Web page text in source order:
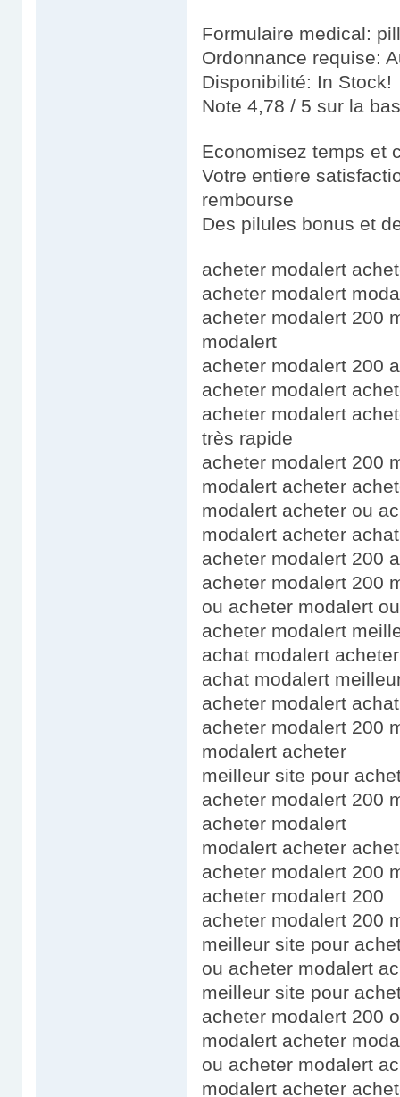
Formulaire medical: pill
Ordonnance requise:
Disponibilité: In Stock!
Note 4,78 / 5 sur la
Economisez temps et
Votre entiere
rembourse
Des pilules bonus et
acheter modalert
acheter modalert
acheter modalert 200
modalert
acheter modalert 200
acheter modalert
acheter modalert
très rapide
acheter modalert 200
modalert acheter
modalert acheter ou
modalert acheter
acheter modalert 200
acheter modalert 200
ou acheter modalert
acheter modalert
achat modalert
achat modalert
acheter modalert
acheter modalert 200
modalert acheter
meilleur site pour
acheter modalert 200
acheter modalert
modalert acheter
acheter modalert 200
acheter modalert 200
acheter modalert 200
meilleur site pour
ou acheter modalert
meilleur site pour
acheter modalert 200
modalert acheter
ou acheter modalert
modalert acheter